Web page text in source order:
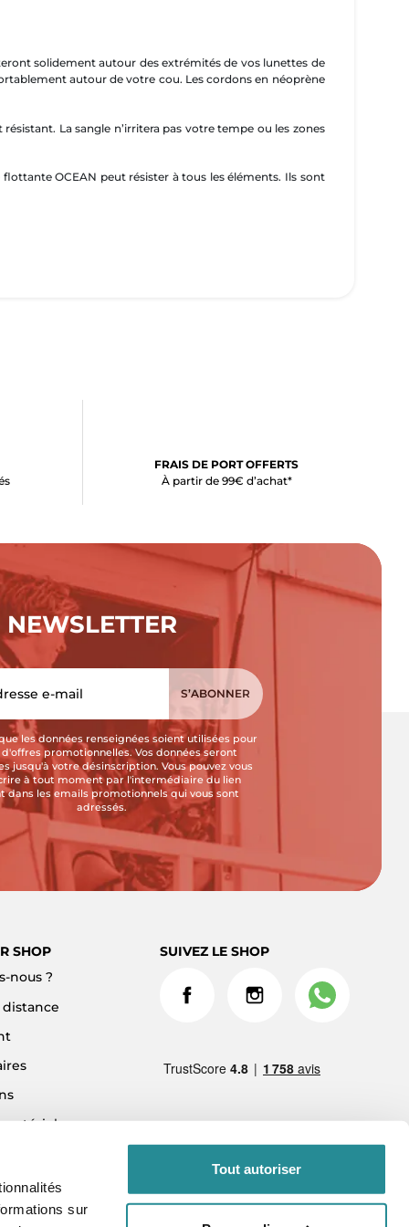
sur
Tout autoriser
solidement autour des extrémités de vos lunettes de
autour de votre cou. Les cordons en néoprène
La sangle n’irritera pas votre tempe ou les zones
OCEAN peut résister à tous les éléments. Ils sont
FRAIS DE PORT OFFERTS
À partir de 99€ d’achat*
NEWSLETTER
les données renseignées soient utilisées pour
d'offres promotionnelles. Vos données seront
jusqu'à votre désinscription. Vous pouvez vous
à tout moment par l'intermédiaire du lien
dans les emails promotionnels qui vous sont
adressés.
SHOP
nous ?
distance
matériel
SUIVEZ LE SHOP